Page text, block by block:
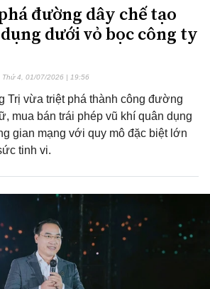
đường dây chế tạo
dưới vỏ bọc công ty
Thứ 4, 01/07/2026 | 19:56
Trị vừa triệt phá thành công đường
mua bán trái phép vũ khí quân dụng
gian mạng với quy mô đặc biệt lớn
tinh vi.